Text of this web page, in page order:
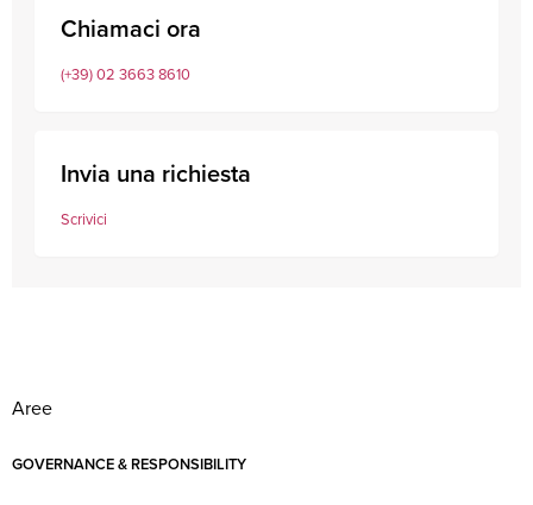
Chiamaci ora
(+39) 02 3663 8610
Invia una richiesta
Scrivici
Aree
GOVERNANCE & RESPONSIBILITY